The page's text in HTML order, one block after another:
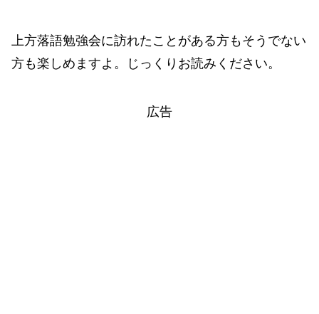
上方落語勉強会に訪れたことがある方もそうでない
方も楽しめますよ。じっくりお読みください。
広告